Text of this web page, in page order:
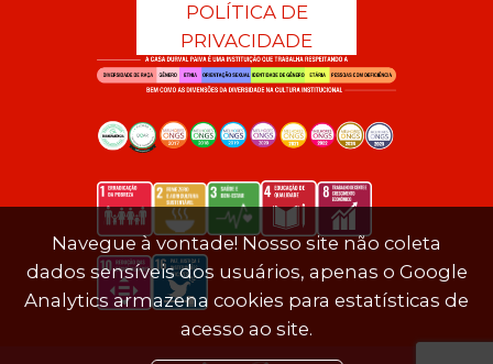
POLÍTICA DE
PRIVACIDADE
Navegue à vontade! Nosso site não coleta
dados sensíveis dos usuários, apenas o Google
Analytics armazena cookies para estatísticas de
acesso ao site.